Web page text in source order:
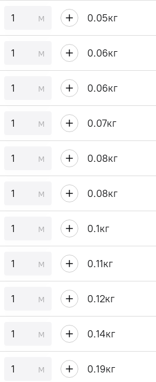
м 0.05кг
м 0.06кг
м 0.06кг
м 0.07кг
м 0.08кг
м 0.08кг
м 0.1кг
м 0.11кг
м 0.12кг
м 0.14кг
м 0.19кг